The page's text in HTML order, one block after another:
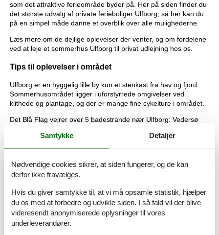
som det attraktive ferieområde byder på. Her på siden finder du
det største udvalg af private ferieboliger Ulfborg, så her kan du
på en simpel måde danne et overblik over alle mulighederne.
Læs mere om de dejlige oplevelser der venter, og om fordelene
ved at leje et sommerhus Ulfborg til privat udlejning hos os.
Tips til oplevelser i området
Ulfborg er en hyggelig lille by kun et stenkast fra hav og fjord.
Sommerhusområdet ligger i uforstyrrede omgivelser ved
klithede og plantage, og der er mange fine cykelture i området.
Det Blå Flag vejrer over 5 badestrande nær Ulfborg: Vedersø
kvalitetsstempel af vandkvaliteten og miljøet ved stranden. En
sommerdag ved det dejlige Vesterhav hører til en familieferie i
Der er mange skønne oplevelser at hente i naturen omkring
Skovlegeplads. Alle legeredskaber som vipper, klatrestativer og
gynger er lavet i naturens egne materialer, og der er picnic
områder, hvor I kan nyde den medbragte madkurven.
Området ved Ulfborg har flere fine gårdbutikker. F.eks. på
Samtykke Detaljer
Nødvendige cookies sikrer, at siden fungerer, og de kan
derfor ikke fravælges.
Hvis du giver samtykke til, at vi må opsamle statistik, hjælper
du os med at forbedre og udvikle siden. I så fald vil der blive
videresendt anonymiserede oplysninger til vores
underleverandører.